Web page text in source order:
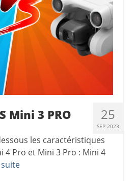
25
SEP 2023
Mini 3 PRO
les caractéristiques
4 Pro et Mini 3 Pro : Mini 4